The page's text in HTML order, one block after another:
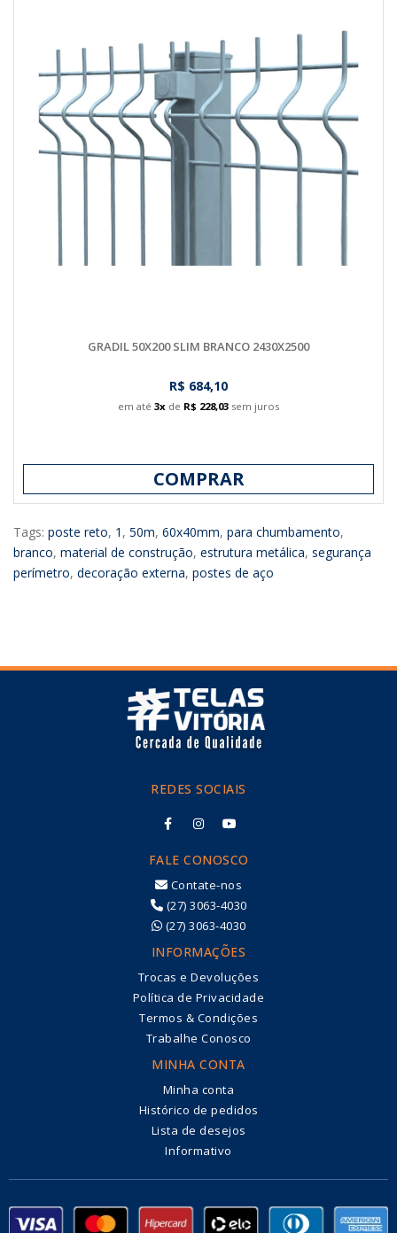
GRADIL 50X200 SLIM BRANCO 2430X2500
R$ 684,10
em até 3x de R$ 228,03 sem juros
COMPRAR
Tags: poste reto, 1 , 50m, 60x40mm, para chumbamento,
branco, material de construção, estrutura metálica, segurança
perímetro, decoração externa, postes de aço
REDES SOCIAIS
FALE CONOSCO
Contate-nos
(27) 3063-4030
(27) 3063-4030
INFORMAÇÕES
Trocas e Devoluções
Política de Privacidade
Termos & Condições
Trabalhe Conosco
MINHA CONTA
Minha conta
Histórico de pedidos
Lista de desejos
Informativo